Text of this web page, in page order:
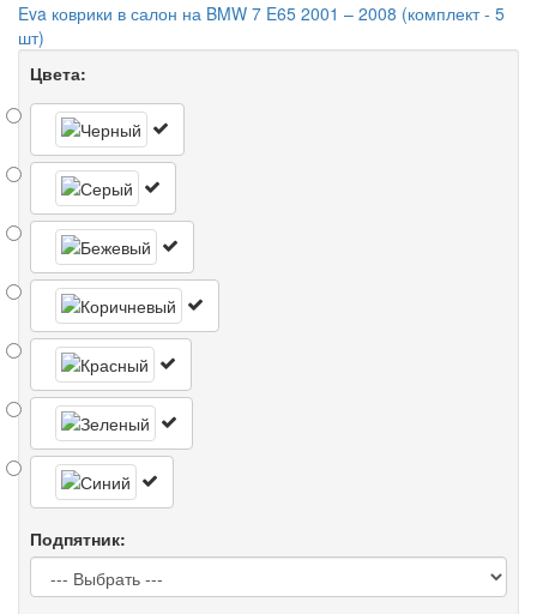
Eva коврики в салон на BMW 7 E65 2001 – 2008 (комплект - 5
шт)
Цвета:
Подпятник: